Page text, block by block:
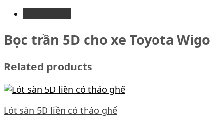
Bọc trần 5D cho xe Toyota Wigo
Related products
Lót sàn 5D liền có tháo ghế